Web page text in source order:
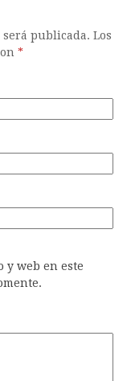
publicada. Los
*
y web en este